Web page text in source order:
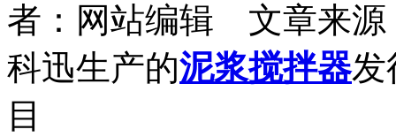
者：网站编辑
文章来源
科迅生产的泥浆搅拌器发
目